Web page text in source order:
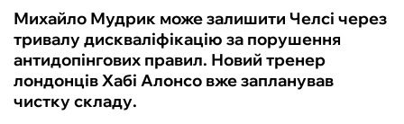
Михайло Мудрик може залишити Челсі через
тривалу дискваліфікацію за порушення
антидопінгових правил. Новий тренер
лондонців Хабі Алонсо вже запланував
чистку складу.